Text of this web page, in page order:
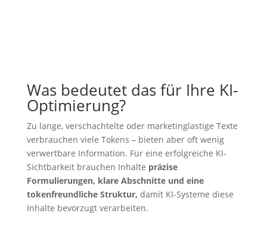
Was bedeutet das für Ihre KI-
Optimierung?
Zu lange, verschachtelte oder marketinglastige Texte
verbrauchen viele Tokens – bieten aber oft wenig
verwertbare Information. Für eine erfolgreiche KI-
Sichtbarkeit brauchen Inhalte präzise
Formulierungen, klare Abschnitte und eine
tokenfreundliche Struktur, damit KI-Systeme diese
Inhalte bevorzugt verarbeiten.